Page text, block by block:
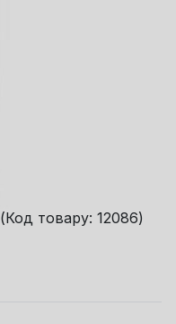
(Код товару: 12086)